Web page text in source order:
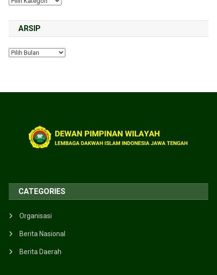
ARSIP
CATEGORIES
Organisasi
Berita Nasional
Berita Daerah